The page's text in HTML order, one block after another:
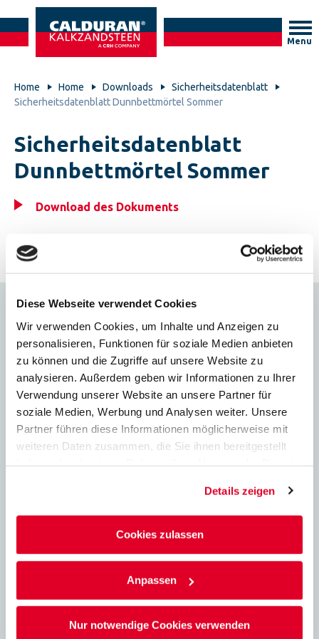
Diese Webseite verwendet Cookies
Wir verwenden Cookies, um Inhalte und Anzeigen zu
personalisieren, Funktionen für soziale Medien anbieten
zu können und die Zugriffe auf unsere Website zu
analysieren. Außerdem geben wir Informationen zu Ihrer
Verwendung unserer Website an unsere Partner für
soziale Medien, Werbung und Analysen weiter. Unsere
Partner führen diese Informationen möglicherweise mit
weiteren Daten zusammen, die Sie ihnen bereitgestellt
Details zeigen
Cookies zulassen
Anpassen
Nur notwendige Cookies verwenden
Menu
Home Home Downloads
Sicherheitsdatenblatt
Sicherheitsdatenblatt Dunnbettmörtel Sommer
Sicherheitsdatenblatt
Dunnbettmörtel Sommer
Download des Dokuments
Brandschutz
Brandschutz kalkzandsteine
Ton
konstruktiv
Downloads